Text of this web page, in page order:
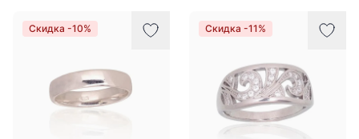
Скидка -10% Скидка -11%